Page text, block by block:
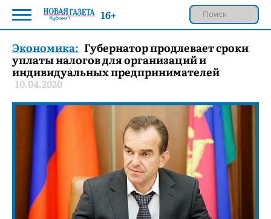
Экономика: Губернатор продлевает сроки
уплаты налогов для организаций и
индивидуальных предпринимателей
10.04.2020
16+